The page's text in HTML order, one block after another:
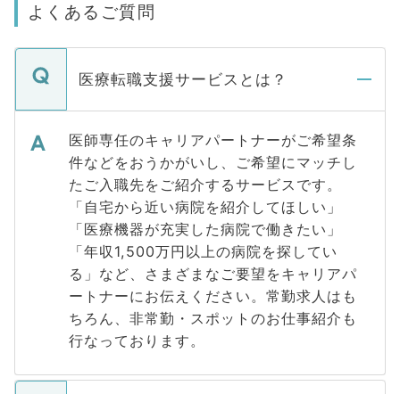
よくあるご質問
医療転職支援サービスとは？
医師専任のキャリアパートナーがご希望条
件などをおうかがいし、ご希望にマッチし
たご入職先をご紹介するサービスです。
「自宅から近い病院を紹介してほしい」
「医療機器が充実した病院で働きたい」
「年収1,500万円以上の病院を探してい
る」など、さまざまなご要望をキャリアパ
ートナーにお伝えください。常勤求人はも
ちろん、非常勤・スポットのお仕事紹介も
行なっております。